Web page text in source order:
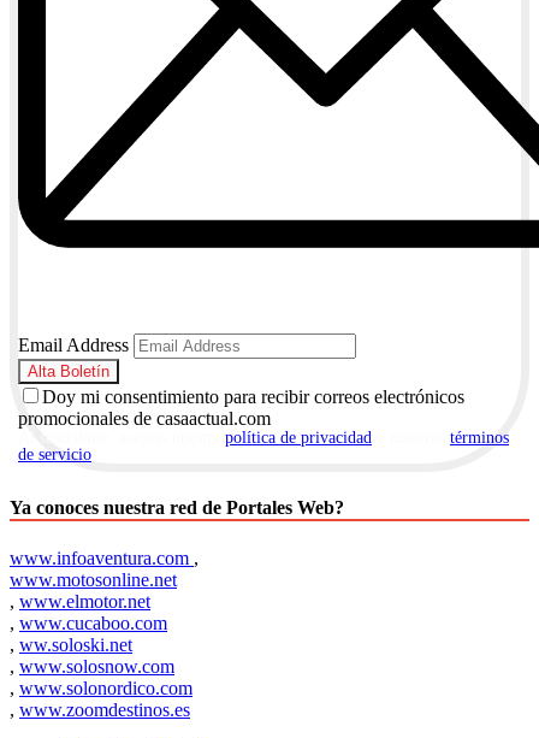
Email Address
Doy mi consentimiento para recibir correos electrónicos
promocionales de casaactual.com
política de privacidad
términos
de servicio
Ya conoces nuestra red de Portales Web?
www.infoaventura.com ,
www.motosonline.net
, www.elmotor.net
, www.cucaboo.com
, ww.soloski.net
, www.solosnow.com
, www.solonordico.com
, www.zoomdestinos.es